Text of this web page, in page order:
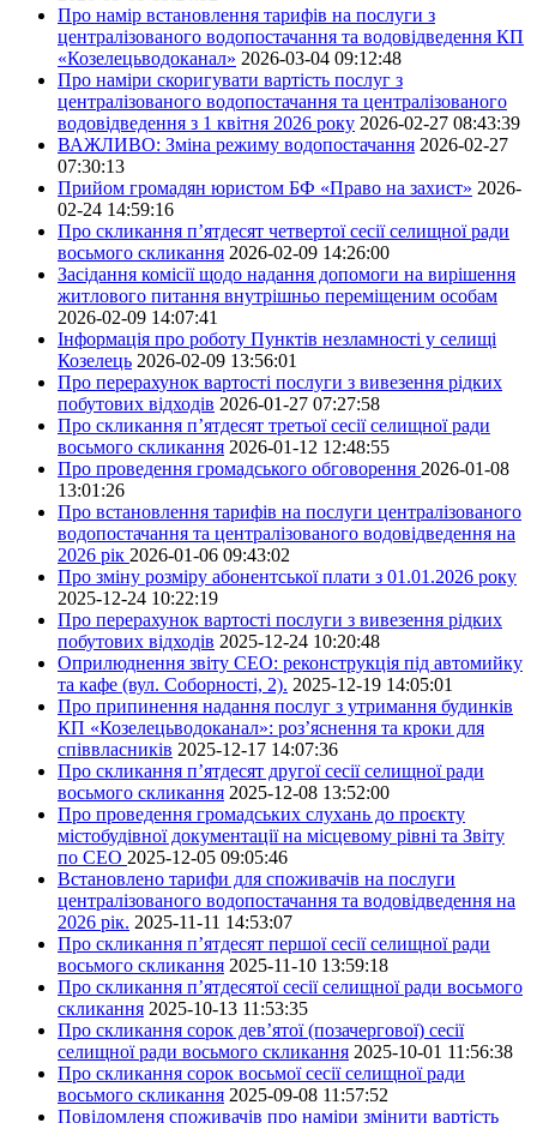
Про намір встановлення тарифів на послуги з
централізованого водопостачання та водовідведення КП
«Козелецьводоканал» 2026-03-04 09:12:48
Про наміри скоригувати вартість послуг з
централізованого водопостачання та централізованого
водовідведення з 1 квітня 2026 року 2026-02-27 08:43:39
ВАЖЛИВО: Зміна режиму водопостачання 2026-02-27
07:30:13
Прийом громадян юристом БФ «Право на захист» 2026-
02-24 14:59:16
Про скликання п’ятдесят четвертої сесії селищної ради
восьмого скликання 2026-02-09 14:26:00
Засідання комісії щодо надання допомоги на вирішення
житлового питання внутрішньо переміщеним особам
2026-02-09 14:07:41
Інформація про роботу Пунктів незламності у селищі
Козелець 2026-02-09 13:56:01
Про перерахунок вартості послуги з вивезення рідких
побутових відходів 2026-01-27 07:27:58
Про скликання п’ятдесят третьої сесії селищної ради
восьмого скликання 2026-01-12 12:48:55
Про проведення громадського обговорення 2026-01-08
13:01:26
Про встановлення тарифів на послуги централізованого
водопостачання та централізованого водовідведення на
2026 рік 2026-01-06 09:43:02
Про зміну розміру абонентської плати з 01.01.2026 року
2025-12-24 10:22:19
Про перерахунок вартості послуги з вивезення рідких
побутових відходів 2025-12-24 10:20:48
Оприлюднення звіту СЕО: реконструкція під автомийку
та кафе (вул. Соборності, 2). 2025-12-19 14:05:01
Про припинення надання послуг з утримання будинків
КП «Козелецьводоканал»: роз’яснення та кроки для
співвласників 2025-12-17 14:07:36
Про скликання п’ятдесят другої сесії селищної ради
восьмого скликання 2025-12-08 13:52:00
Про проведення громадських слухань до проєкту
містобудівної документації на місцевому рівні та Звіту
по СЕО 2025-12-05 09:05:46
Встановлено тарифи для споживачів на послуги
централізованого водопостачання та водовідведення на
2026 рік. 2025-11-11 14:53:07
Про скликання п’ятдесят першої сесії селищної ради
восьмого скликання 2025-11-10 13:59:18
Про скликання п’ятдесятої сесії селищної ради восьмого
скликання 2025-10-13 11:53:35
Про скликання сорок дев’ятої (позачергової) сесії
селищної ради восьмого скликання 2025-10-01 11:56:38
Про скликання сорок восьмої сесії селищної ради
восьмого скликання 2025-09-08 11:57:52
Повідомленя споживачів про наміри змінити вартість